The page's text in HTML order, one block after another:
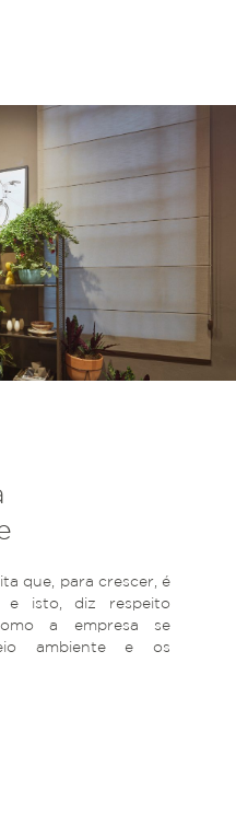
que, para crescer, é
e isto, diz respeito
a empresa se
ambiente e os